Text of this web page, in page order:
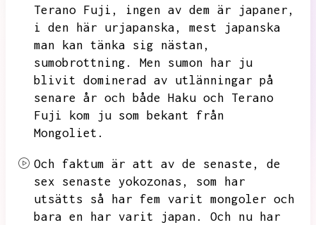
Terano Fuji,
ingen av dem är japaner,
i den här urjapanska,
mest japanska
man kan tänka sig nästan,
sumobrottning.
Men sumon har ju
blivit dominerad av utlänningar på
senare år och både Haku och Terano
Fuji kom ju som bekant från
Mongoliet.
Och faktum är att av de senaste,
de
sex senaste yokozonas,
som har
utsätts så har fem varit mongoler och
bara en har varit japan.
Och nu har